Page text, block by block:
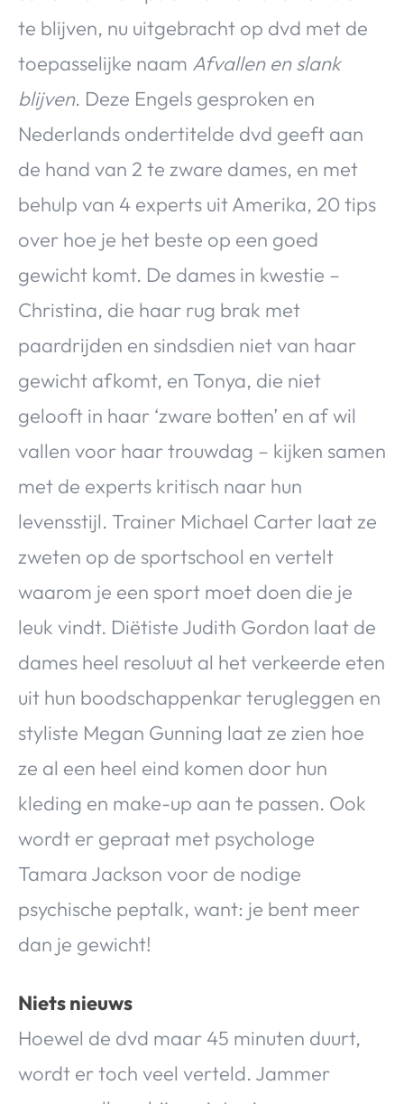
te blijven, nu uitgebracht op dvd met de
toepasselijke naam Afvallen en slank
blijven. Deze Engels gesproken en
Nederlands ondertitelde dvd geeft aan
de hand van 2 te zware dames, en met
behulp van 4 experts uit Amerika, 20 tips
over hoe je het beste op een goed
gewicht komt. De dames in kwestie –
Christina, die haar rug brak met
paardrijden en sindsdien niet van haar
gewicht afkomt, en Tonya, die niet
gelooft in haar ‘zware botten’ en af wil
vallen voor haar trouwdag – kijken samen
met de experts kritisch naar hun
levensstijl. Trainer Michael Carter laat ze
zweten op de sportschool en vertelt
waarom je een sport moet doen die je
leuk vindt. Diëtiste Judith Gordon laat de
dames heel resoluut al het verkeerde eten
uit hun boodschappenkar terugleggen en
styliste Megan Gunning laat ze zien hoe
ze al een heel eind komen door hun
kleding en make-up aan te passen. Ook
wordt er gepraat met psychologe
Tamara Jackson voor de nodige
psychische peptalk, want: je bent meer
dan je gewicht!
Niets nieuws
Hoewel de dvd maar 45 minuten duurt,
wordt er toch veel verteld. Jammer